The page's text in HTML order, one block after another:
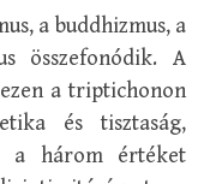
a buddhizmus, a
összefonódik. A
a triptichonon
és tisztaság,
a három értéket